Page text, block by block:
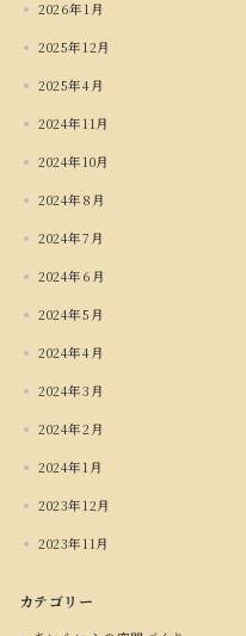
2026年1月
2025年12月
2025年4月
2024年11月
2024年10月
2024年8月
2024年7月
2024年6月
2024年5月
2024年4月
2024年3月
2024年2月
2024年1月
2023年12月
2023年11月
カテゴリー